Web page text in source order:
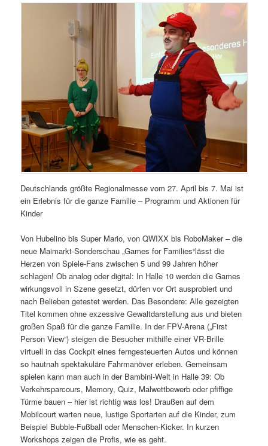
Deutschlands größte Regionalmesse vom 27. April bis 7. Mai ist
ein Erlebnis für die ganze Familie – Programm und Aktionen für
Kinder
Von Hubelino bis Super Mario, von QWIXX bis RoboMaker – die
neue Maimarkt-Sonderschau „Games for Families“lässt die
Herzen von Spiele-Fans zwischen 5 und 99 Jahren höher
schlagen! Ob analog oder digital: In Halle 10 werden die Games
wirkungsvoll in Szene gesetzt, dürfen vor Ort ausprobiert und
nach Belieben getestet werden. Das Besondere: Alle gezeigten
Titel kommen ohne exzessive Gewaltdarstellung aus und bieten
großen Spaß für die ganze Familie. In der FPV-Arena („First
Person View“) steigen die Besucher mithilfe einer VR-Brille
virtuell in das Cockpit eines ferngesteuerten Autos und können
so hautnah spektakuläre Fahrmanöver erleben. Gemeinsam
spielen kann man auch in der Bambini-Welt in Halle 39: Ob
Verkehrsparcours, Memory, Quiz, Malwettbewerb oder pfiffige
Türme bauen – hier ist richtig was los! Draußen auf dem
Mobilcourt warten neue, lustige Sportarten auf die Kinder, zum
Beispiel Bubble-Fußball oder Menschen-Kicker. In kurzen
Workshops zeigen die Profis, wie es geht.